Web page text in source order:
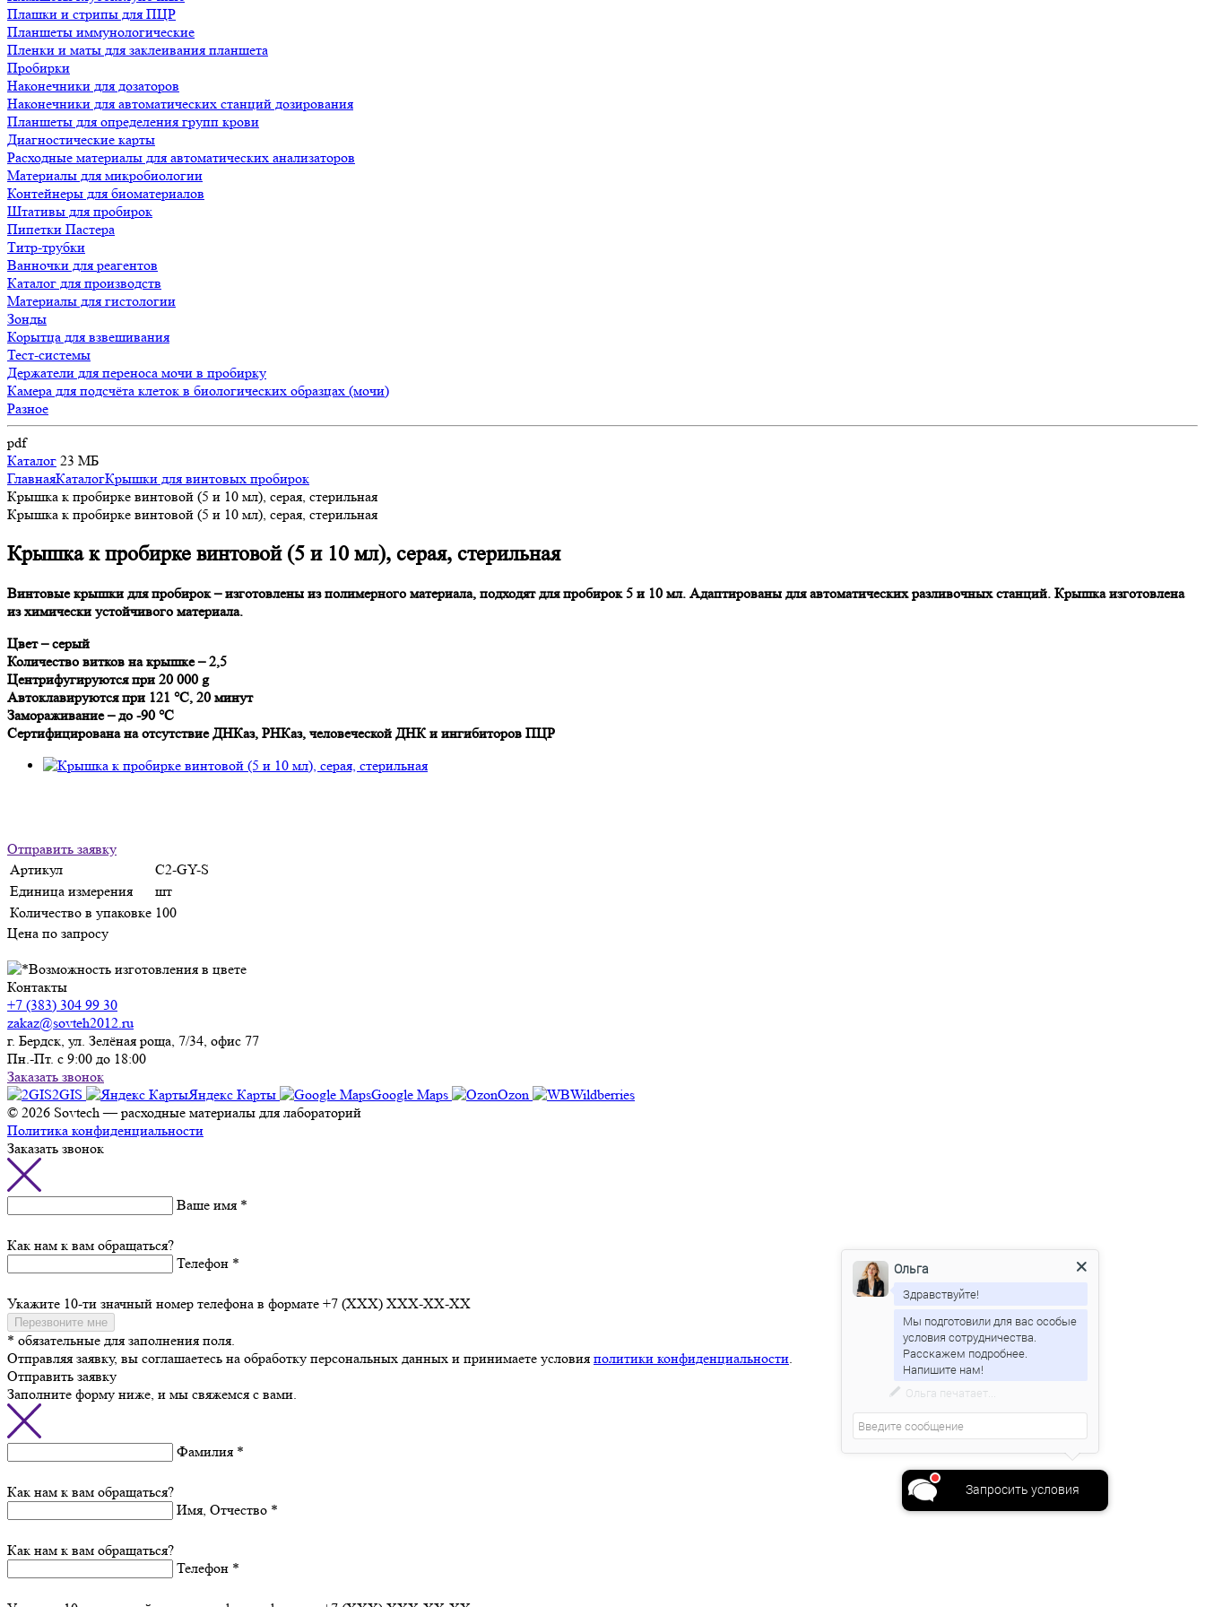
Плашки и стрипы для ПЦР
Планшеты иммунологические
Пленки и маты для заклеивания планшета
Пробирки
Наконечники для дозаторов
Наконечники для автоматических станций дозирования
Планшеты для определения групп крови
Диагностические карты
Расходные материалы для автоматических анализаторов
Материалы для микробиологии
Контейнеры для биоматериалов
Штативы для пробирок
Пипетки Пастера
Титр-трубки
Ванночки для реагентов
Каталог для производств
Материалы для гистологии
Зонды
Корытца для взвешивания
Тест-системы
Держатели для переноса мочи в пробирку
Камера для подсчёта клеток в биологических образцах (мочи)
Разное
pdf
Каталог 23 МБ
ГлавнаяКаталогКрышки для винтовых пробирок
Крышка к пробирке винтовой (5 и 10 мл), серая, стерильная
Крышка к пробирке винтовой (5 и 10 мл), серая, стерильная
Крышка к пробирке винтовой (5 и 10 мл), серая, стерильная
Винтовые крышки для пробирок – изготовлены из полимерного материала, подходят для пробирок 5 и 10 мл. Адаптированы для автоматических разливочных станций. Крышка изготовлена
из химически устойчивого материала.
Цвет – серый
Количество витков на крышке – 2,5
Центрифугируются при 20 000 g
Автоклавируются при 121 °C, 20 минут
Замораживание – до -90 °C
Сертифицирована на отсутствие ДНКаз, РНКаз, человеческой ДНК и ингибиторов ПЦР
Отправить заявку
Артикул
C2-GY-S
Единица измерения
шт
Количество в упаковке 100
Цена по запросу
Контакты
+7 (383) 304 99 30
zakaz@sovteh2012.ru
г. Бердск, ул. Зелёная роща, 7/34, офис 77
Пн.-Пт. с 9:00 до 18:00
Заказать звонок
2GIS
Яндекс Карты Google Maps Ozon
Wildberries
© 2026 Sovtech — расходные материалы для лабораторий
Политика конфиденциальности
Заказать звонок
Ваше имя *
Как нам к вам обращаться?
Телефон *
Укажите 10-ти значный номер телефона в формате +7 (XXX) XXX-XX-XX
Перезвоните мне
* обязательные для заполнения поля.
Отправляя заявку, вы соглашаетесь на обработку персональных данных и принимаете условия политики конфиденциальности.
Отправить заявку
Заполните форму ниже, и мы свяжемся с вами.
Фамилия *
Как нам к вам обращаться?
Имя, Отчество *
Как нам к вам обращаться?
Телефон *
Запросить условия
Ольга
Здравствуйте!
Мы подготовили для вас особые
условия сотрудничества.
Расскажем подробнее.
Ольга печатает...